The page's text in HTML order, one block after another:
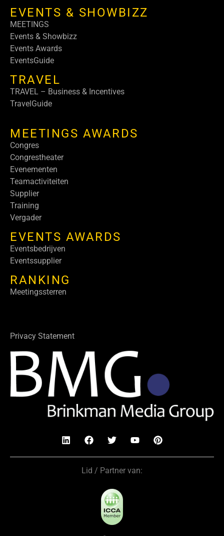
EVENTS & SHOWBIZZ
MEETINGS
Events & Showbizz
Events Awards
EventsGuide
TRAVEL
TRAVEL – Business & Incentives
TravelGuide
MEETINGS AWARDS
Congres
Congrestheater
Evenementen
Teamactiviteiten
Supplier
Training
Vergader
EVENTS AWARDS
Eventsbedrijven
Eventssupplier
RANKING
Meetingssterren
Privacy Statement
Lid / Partner van: